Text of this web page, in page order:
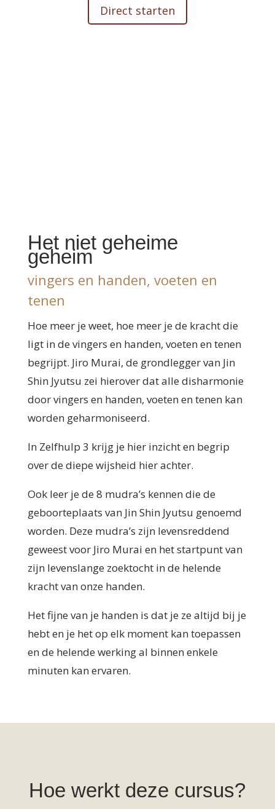
Direct starten
Het niet geheime
geheim
vingers en handen, voeten en
tenen
Hoe meer je weet, hoe meer je de kracht die
ligt in de vingers en handen, voeten en tenen
begrijpt. Jiro Murai, de grondlegger van Jin
Shin Jyutsu zei hierover dat alle disharmonie
door vingers en handen, voeten en tenen kan
worden geharmoniseerd.
In Zelfhulp 3 krijg je hier inzicht en begrip
over de diepe wijsheid hier achter.
Ook leer je de 8 mudra’s kennen die de
geboorteplaats van Jin Shin Jyutsu genoemd
worden. Deze mudra’s zijn levensreddend
geweest voor Jiro Murai en het startpunt van
zijn levenslange zoektocht in de helende
kracht van onze handen.
Het fijne van je handen is dat je ze altijd bij je
hebt en je het op elk moment kan toepassen
en de helende werking al binnen enkele
minuten kan ervaren.
Hoe werkt deze cursus?